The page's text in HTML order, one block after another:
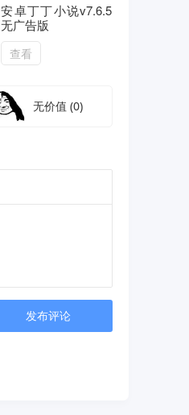
安卓丁丁小说v7.6.5
无广告版
查看
无价值(0)
发布评论